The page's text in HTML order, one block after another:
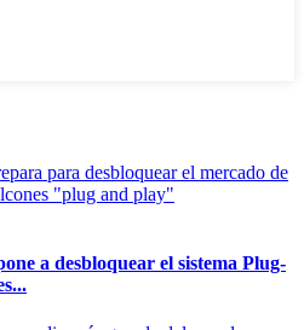
a desbloquear el sistema Plug-